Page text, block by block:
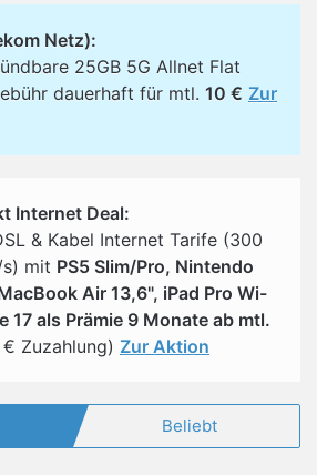
Netz):
25GB 5G Allnet Flat
dauerhaft für mtl. 10 € Zur
Internet Deal:
& Kabel Internet Tarife (300
mit PS5 Slim/Pro, Nintendo
Air 13,6", iPad Pro Wi-
17 als Prämie 9 Monate ab mtl.
€ Zuzahlung) Zur Aktion
Beliebt